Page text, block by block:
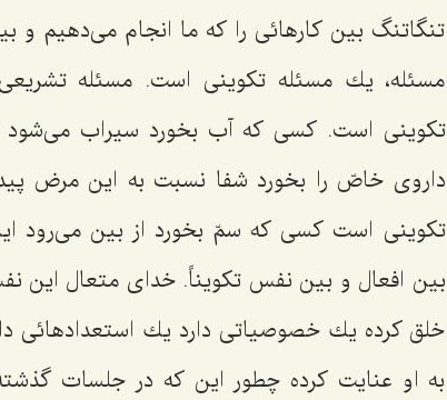
تنگاتنگ بین كارهائی را كه ما انجام می‌دهیم و
مسئله، یك مسئله تكوینی است. مسئله
تكوینی است. كسی كه آب بخورد سیراب
داروی خاصّ را بخورد شفا نسبت به این مرض
تكوینی است كسی كه سمّ بخورد از بین می‌رود
بین افعال و بین نفس تكویناً. خدای متعال
خلق كرده یك خصوصیاتی دارد یك استعدادهائی
به او عنایت كرده چطور این كه در جلسات